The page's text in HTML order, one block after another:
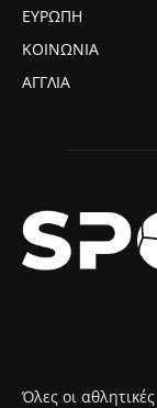
ΕΥΡΩΠΗ
ΚΟΙΝΩΝΙΑ
ΑΓΓΛΙΑ
Όλες οι